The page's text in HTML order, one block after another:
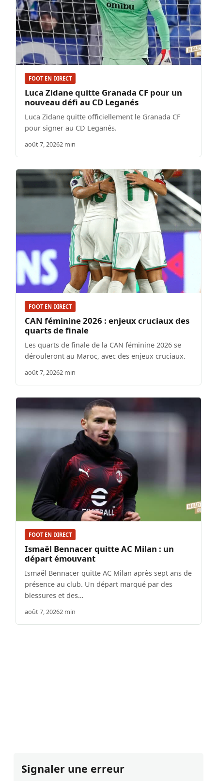
FOOT EN DIRECT
Luca Zidane quitte Granada CF pour un
nouveau défi au CD Leganés
Luca Zidane quitte officiellement le Granada CF
pour signer au CD Leganés.
août 7, 20262 min
FOOT EN DIRECT
CAN féminine 2026 : enjeux cruciaux des
quarts de finale
Les quarts de finale de la CAN féminine 2026 se
dérouleront au Maroc, avec des enjeux cruciaux.
août 7, 20262 min
FOOT EN DIRECT
Ismaël Bennacer quitte AC Milan : un
départ émouvant
Ismaël Bennacer quitte AC Milan après sept ans de
présence au club. Un départ marqué par des
blessures et des…
août 7, 20262 min
Signaler une erreur